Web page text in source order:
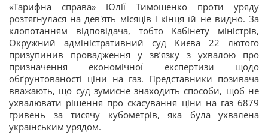
«Тарифна справа» Юлії Тимошенко проти уряду
розтягнулася на дев'ять місяців і кінця їй не видно. За
клопотанням відповідача, тобто Кабінету міністрів,
Окружний адміністративний суд Києва 22 лютого
призупинив провадження у зв’язку з ухвалою про
призначення економічної експертизи щодо
обґрунтованості ціни на газ. Представники позивача
вважають, що суд зумисне знаходить способи, щоб не
ухвалювати рішення про скасування ціни на газ 6879
гривень за тисячу кубометрів, яка була ухвалена
українським урядом.